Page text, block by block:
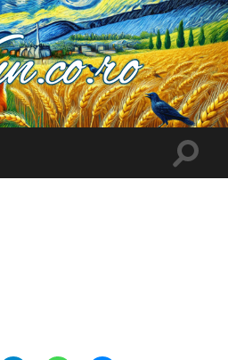
Kuncoro++
Toggle